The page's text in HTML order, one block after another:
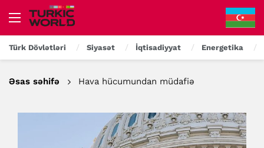
Türk Dövlətləri Siyasət İqtisadiyyat Energetika
Əsas səhifə Hava hücumundan müdafiə